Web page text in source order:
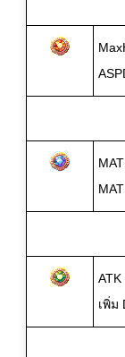
ATK
เพิ่ม